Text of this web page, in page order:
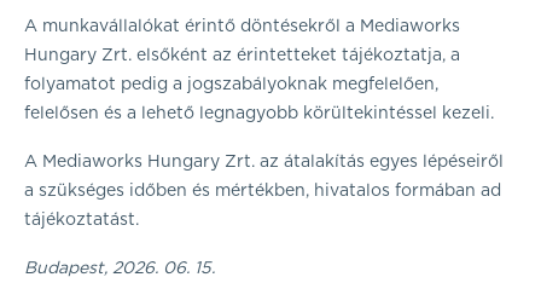
A munkavállalókat érintő döntésekről a Mediaworks
Hungary Zrt. elsőként az érintetteket tájékoztatja, a
folyamatot pedig a jogszabályoknak megfelelően,
felelősen és a lehető legnagyobb körültekintéssel kezeli.
A Mediaworks Hungary Zrt. az átalakítás egyes lépéseiről
a szükséges időben és mértékben, hivatalos formában ad
tájékoztatást.
Budapest, 2026. 06. 15.